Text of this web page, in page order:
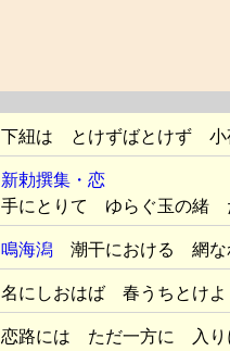
下紐は とけずばとけず
新勅撰集・恋
手にとりて ゆらぐ玉の緒
鳴海潟潮干における 網な
名にしおはば 春うちとけ
恋路には ただ一方に 入り